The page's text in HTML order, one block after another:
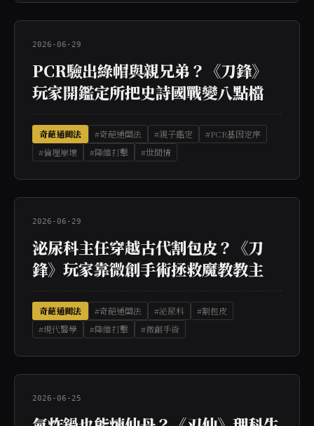
2026-06-29
PCR驗出綠帽與親兄弟？《刀鋒》
玩家開鑑定所把史詩國戰變八點檔
奇葩通關法 #奇葩通關法 #親子鑑定
#PCR基因定序
#倫理崩壞
#降維打擊 #世間情
2026-06-29
泌尿科主任穿越古代割包皮？《刀
鋒》玩家靠微創手術拯救魔教教主
奇葩通關法 #奇葩通關法 #泌尿科
#割包皮
#現代醫學
#降維打擊 #微創手術
2026-06-25